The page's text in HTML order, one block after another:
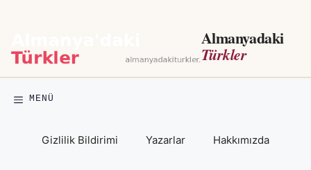
Almanyadaki
Türkler
MENÜ
Gizlilik Bildirimi Yazarlar Hakkımızda